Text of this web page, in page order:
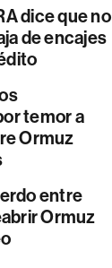
dice que no
de encajes
temor a
Ormuz
entre
Ormuz